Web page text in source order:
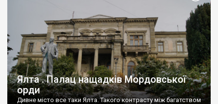
Ялта . Палац нащадків Мордовської
орди
Дивне місто все таки Ялта. Такого контрасту між багатством